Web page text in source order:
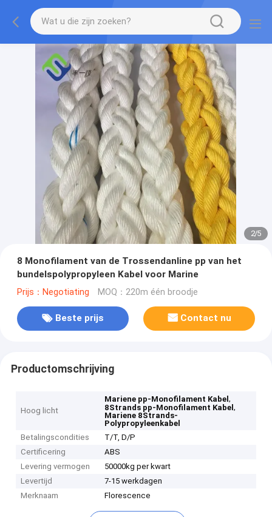
2/5
8 Monofilament van de Trossendanline pp van het
bundelspolypropyleen Kabel voor Marine
Prijs：Negotiating MOQ：220m één broodje
Beste prijs Contact nu
Productomschrijving
Hoog licht
Mariene pp-Monofilament Kabel,
8Strands pp-Monofilament Kabel,
Mariene 8Strands-
Polypropyleenkabel
Betalingscondities
T/T, D/P
Certificering
ABS
Levering vermogen
50000kg per kwart
Levertijd
7-15 werkdagen
Merknaam
Florescence